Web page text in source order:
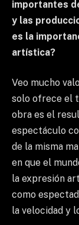
importantes
y las
es la
artística?
Veo mucho
solo ofrece el
obra es el
espectáculo
de la misma
en que el
la expresión
como
la velocidad y